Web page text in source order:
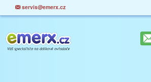
servis@emerx.cz